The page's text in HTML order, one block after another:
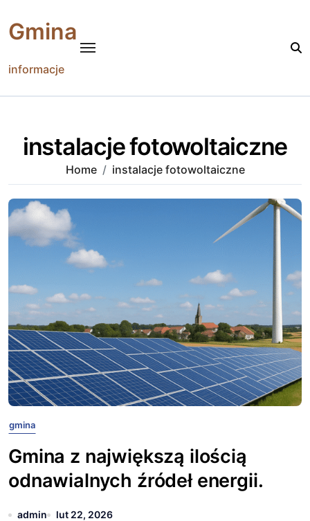
content
Gmina
informacje
instalacje fotowoltaiczne
Home instalacje fotowoltaiczne
gmina
Gmina z największą ilością
odnawialnych źródeł energii.
admin lut 22, 2026